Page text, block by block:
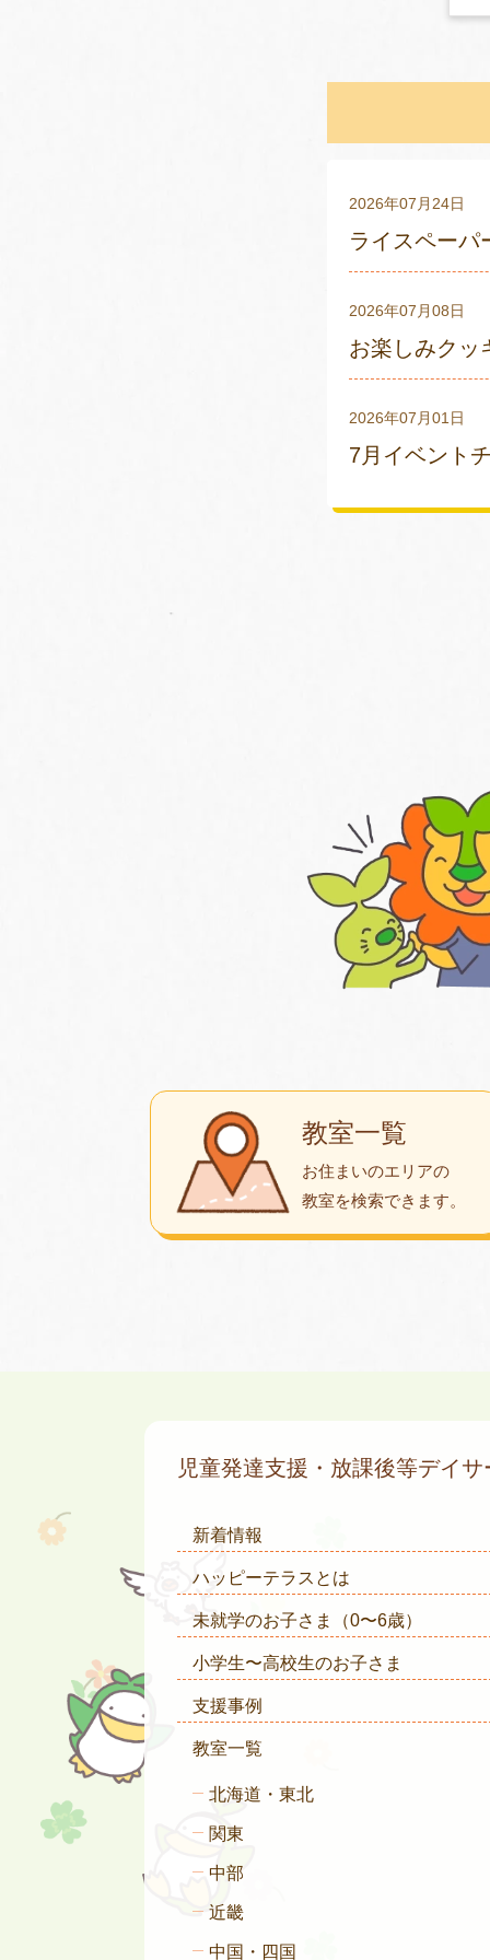
2026年07月24日
ライスペーパ
2026年07月08日
お楽しみクッ
2026年07月01日
7月イベント
教室一覧
お住まいのエリアの
教室を検索できます。
児童発達支援・放課後等デイ
新着情報
ハッピーテラスとは
未就学のお子さま （0〜6歳）
小学生〜高校生のお子さま
支援事例
教室一覧
北海道・東北
関東
中部
近畿
中国・四国